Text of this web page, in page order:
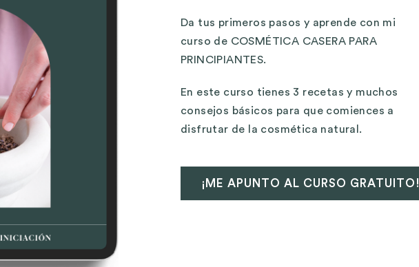
Da tus primeros pasos y aprende con mi
curso de COSMÉTICA CASERA PARA
PRINCIPIANTES.
En este curso tienes 3 recetas y muchos
consejos básicos para que comiences a
disfrutar de la cosmética natural.
¡ME APUNTO AL CURSO GRATUITO!